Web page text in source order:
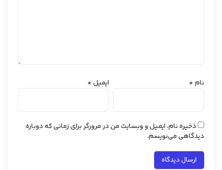
نام* ایمیل*
ذخیره نام، ایمیل و وبسایت من در مرورگر برای زمانی که دوباره
دیدگاهی می‌نویسم.